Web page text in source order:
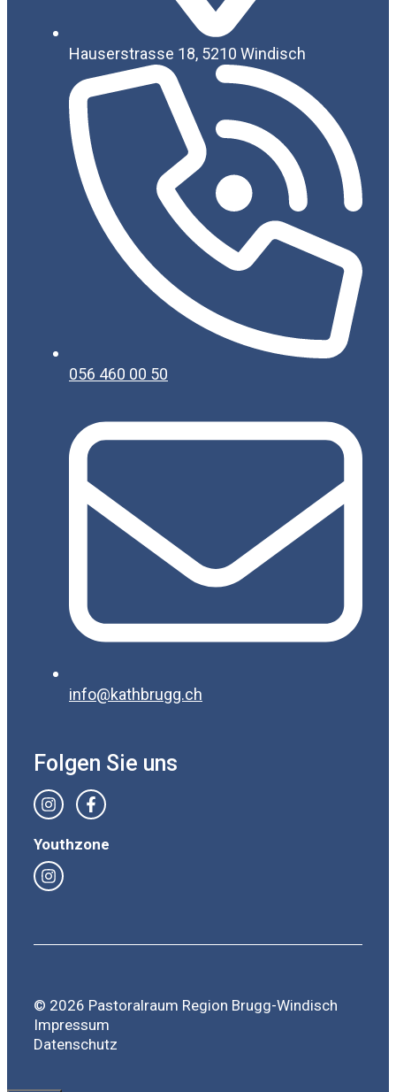
Hauserstrasse 18, 5210 Windisch
056 460 00 50
info@kathbrugg.ch
Folgen Sie uns
Youthzone
© 2026 Pastoralraum Region Brugg-Windisch
Impressum
Datenschutz